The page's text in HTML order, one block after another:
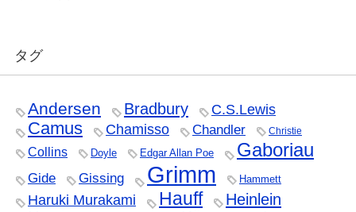
タグ
Andersen Bradbury C.S.Lewis
Camus Chamisso Chandler Christie
Collins Doyle Edgar Allan Poe Gaboriau
Gide Gissing Grimm Hammett
Haruki Murakami Hauff
Heinlein